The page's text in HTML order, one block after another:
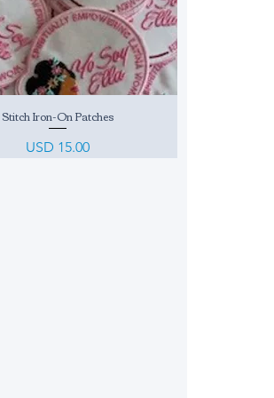
Vista rápida
Stitch Iron-On Patches
Precio
USD 15.00